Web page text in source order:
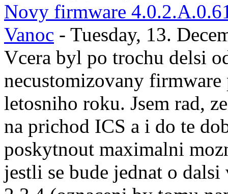
Novy firmware
Vanoc - Tuesday, 13.
Vcera byl po trochu delsi
necustomizovany
letosniho roku. Jsem rad,
na prichod ICS a i do te
poskytnout maximalni
jestli se bude jednat o